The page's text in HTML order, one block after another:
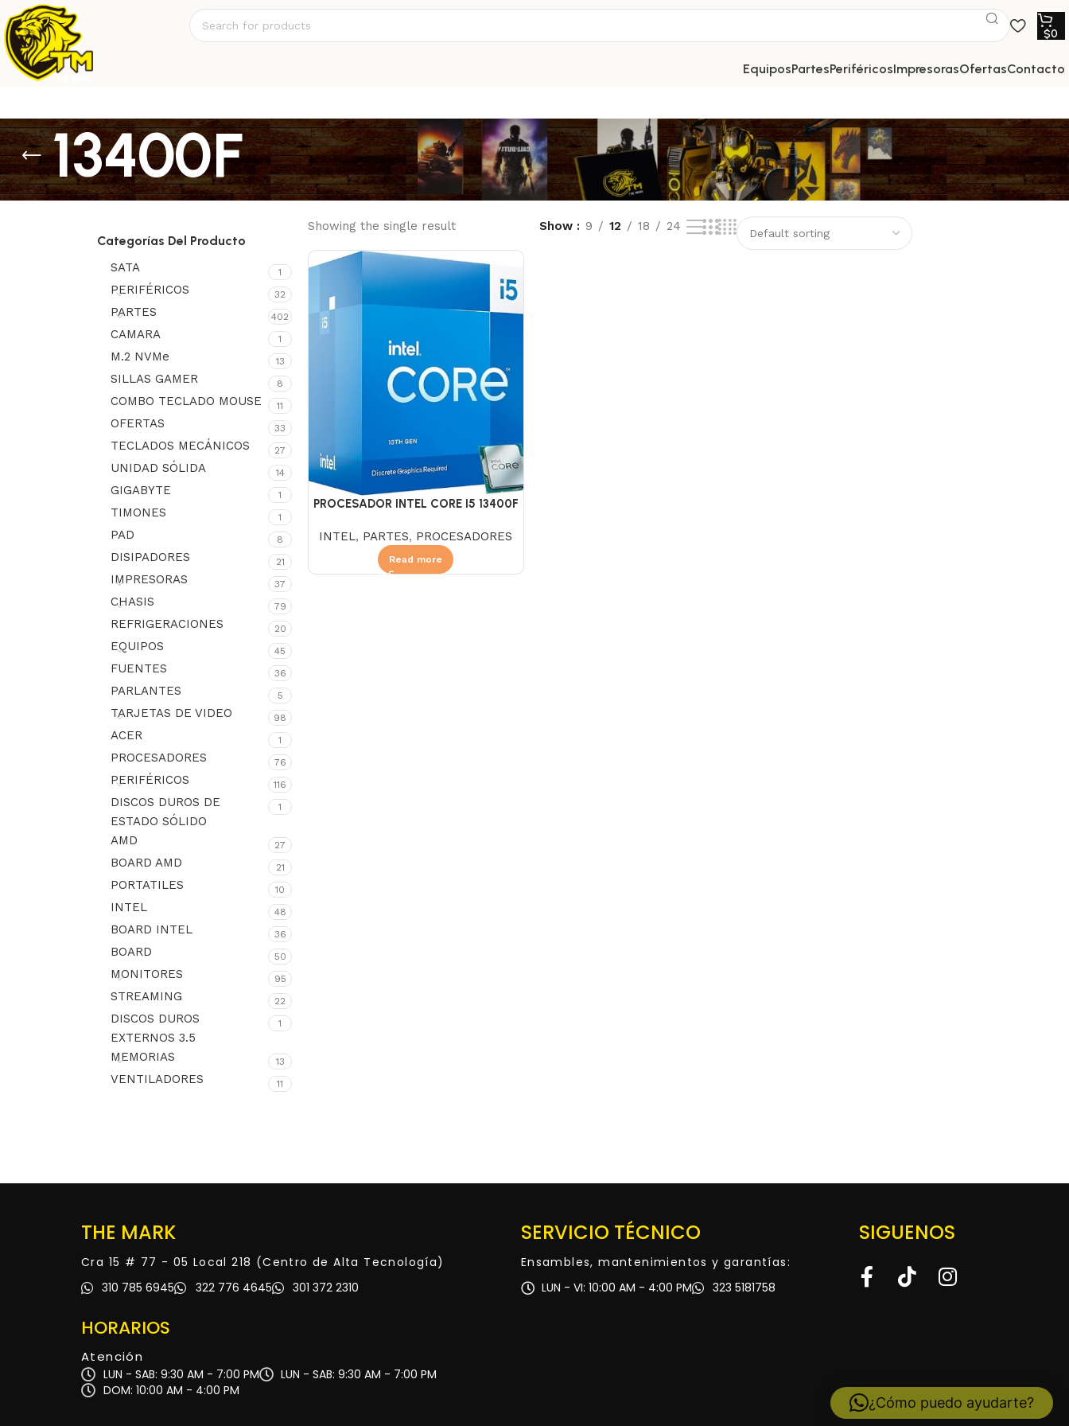
$0
equipos partes periféricos impresoras ofertas contacto
13400F
Categorías Del Producto
SATA 1
PERIFÉRICOS 32
PARTES 402
CAMARA 1
M.2 NVMe 13
SILLAS GAMER 8
COMBO TECLADO MOUSE 11
OFERTAS 33
TECLADOS MECÁNICOS 27
UNIDAD SÓLIDA 14
GIGABYTE 1
TIMONES 1
PAD 8
DISIPADORES 21
IMPRESORAS 37
CHASIS 79
REFRIGERACIONES 20
EQUIPOS 45
FUENTES 36
PARLANTES 5
TARJETAS DE VIDEO 98
ACER 1
PROCESADORES 76
PERIFÉRICOS 116
DISCOS DUROS DE
ESTADO SÓLIDO
1
AMD 27
BOARD AMD 21
PORTATILES 10
INTEL 48
BOARD INTEL 36
BOARD 50
MONITORES 95
STREAMING 22
DISCOS DUROS
EXTERNOS 3.5
1
MEMORIAS 13
VENTILADORES 11
Showing the single result Show 9 12 18 24
PROCESADOR INTEL CORE I5 13400F
INTEL, PARTES, PROCESADORES
Read more
THE MARK
Cra 15 # 77 - 05 Local 218 (Centro de Alta Tecnología)
310 785 6945
322 776 4645 301 372 2310
HORARIOS
Atención
LUN - SAB: 9:30 AM - 7:00 PM
LUN - SAB: 9:30 AM - 7:00 PM
DOM: 10:00 AM - 4:00 PM
SERVICIO TÉCNICO
Ensambles, mantenimientos y garantías:
LUN - VI: 10:00 AM - 4:00 PM
323 5181758
SIGUENOS
¿Cómo puedo ayudarte?